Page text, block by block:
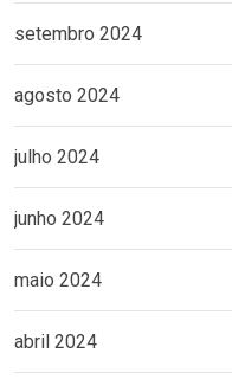
setembro 2024
agosto 2024
julho 2024
junho 2024
maio 2024
abril 2024